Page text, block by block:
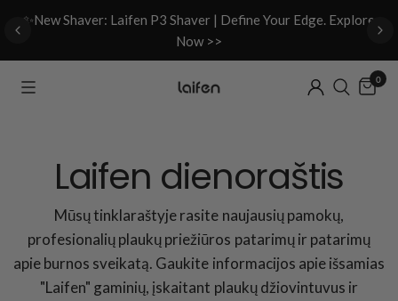
✨New Shaver: Laifen P3 Shaver | Define Your Edge. Explore
Now >>
0
Laifen dienoraštis
Mūsų tinklaraštyje rasite naujausių pamokų,
profesionalių plaukų priežiūros patarimų ir patarimų
apie burnos sveikatą. Gaukite informacijos apie išsamias
"Laifen" gaminių, įskaitant plaukų džiovintuvus ir